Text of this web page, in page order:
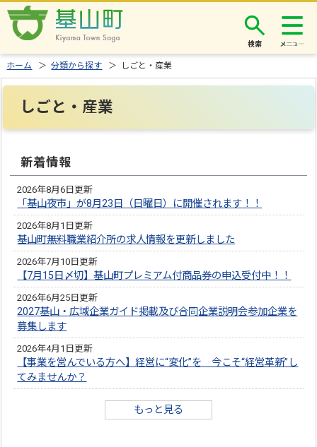
検索
ホーム ＞分類から探す ＞ しごと・産業
しごと・産業
新着情報
2026年8月6日更新
「基山夜市」が8月23日（日曜日）に開催されます！！
2026年8月1日更新
基山町無料職業紹介所の求人情報を更新しました
2026年7月10日更新
【7月15日〆切】基山町プレミアム付商品券の申込受付中！！
2026年6月25日更新
2027基山・広域企業ガイド掲載及び合同企業説明会参加企業を
募集します
2026年4月1日更新
【事業を営んでいる方へ】経営に“変化”を 今こそ“経営革新”し
てみませんか？
もっと見る